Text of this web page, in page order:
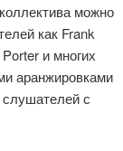
можно
как Frank
и многих
аранжировками
с